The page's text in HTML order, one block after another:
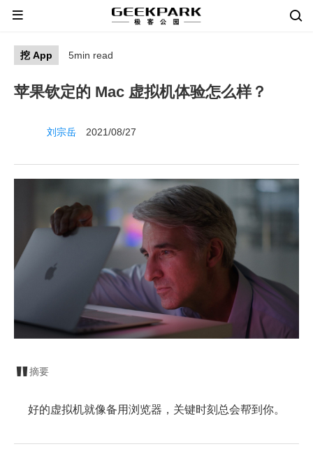
挖 App 5min read
​苹果钦定的 Mac 虚拟机体验怎么样？
刘宗岳 2021/08/27
摘要
好的虚拟机就像备用浏览器，关键时刻总会帮到你。